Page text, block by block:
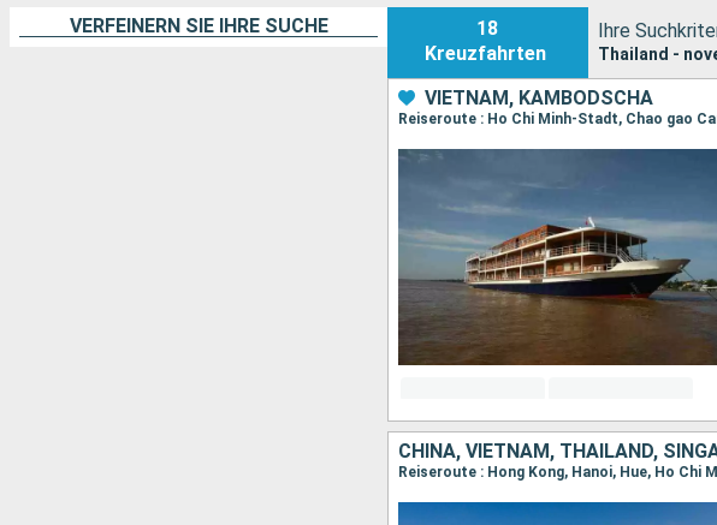
VERFEINERN SIE IHRE SUCHE
18
Kreuzfahrten
Ihre
Thailand -
VIETNAM, KAMBODSCHA
CHINA, VIETNAM, THAILAND,
Reiseroute : Hong Kong, Hanoi, Hue, Ho Chi